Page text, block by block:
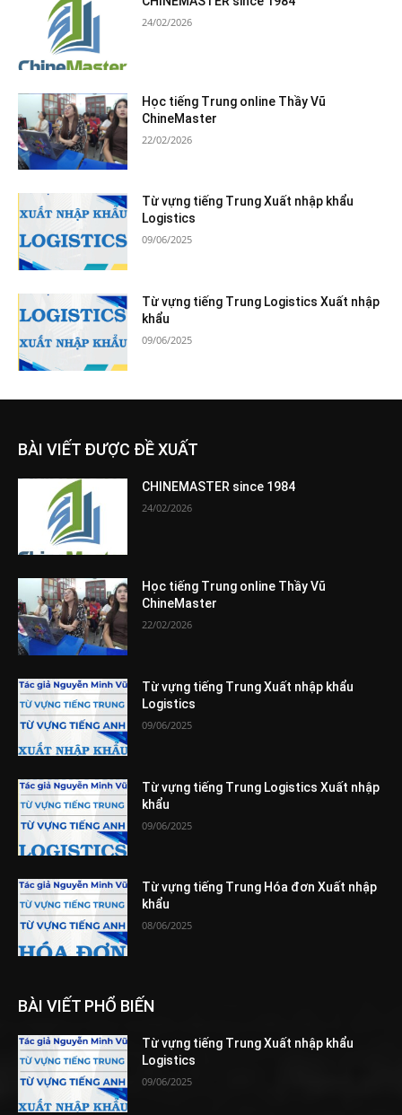
24/02/2026
Học tiếng Trung online Thầy Vũ
ChineMaster
22/02/2026
Từ vựng tiếng Trung Xuất nhập khẩu
Logistics
09/06/2025
Từ vựng tiếng Trung Logistics Xuất nhập
khẩu
09/06/2025
BÀI VIẾT ĐƯỢC ĐỀ XUẤT
CHINEMASTER since 1984
24/02/2026
Học tiếng Trung online Thầy Vũ
ChineMaster
22/02/2026
Từ vựng tiếng Trung Xuất nhập khẩu
Logistics
09/06/2025
Từ vựng tiếng Trung Logistics Xuất nhập
khẩu
09/06/2025
Từ vựng tiếng Trung Hóa đơn Xuất nhập
khẩu
08/06/2025
BÀI VIẾT PHỔ BIẾN
Từ vựng tiếng Trung Xuất nhập khẩu
Logistics
09/06/2025